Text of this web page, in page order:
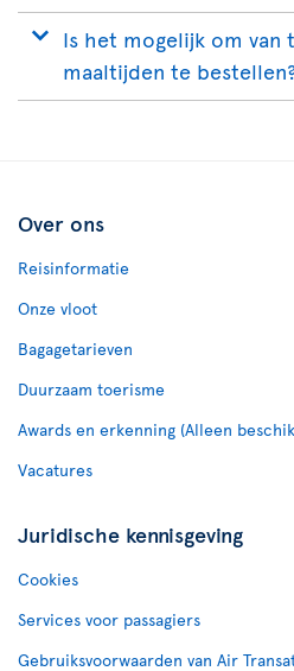
Is het mogelijk om van
maaltijden te
Over ons
Reisinformatie
Onze vloot
Bagagetarieven
Duurzaam toerisme
Awards en erkenning (Alleen
Vacatures
Juridische kennisgeving
Cookies
Services voor passagiers
Gebruiksvoorwaarden van Air